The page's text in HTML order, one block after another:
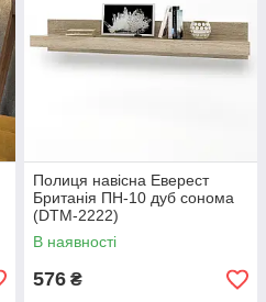
Полиця навісна Еверест
Британія ПН-10 дуб сонома
(DTM-2222)
В наявності
576 ₴